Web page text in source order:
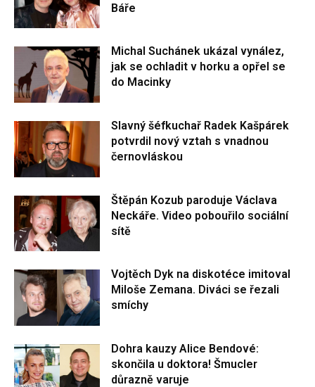
Báře
Michal Suchánek ukázal vynález,
jak se ochladit v horku a opřel se
do Macinky
Slavný šéfkuchař Radek Kašpárek
potvrdil nový vztah s vnadnou
černovláskou
Štěpán Kozub paroduje Václava
Neckáře. Video pobouřilo sociální
sítě
Vojtěch Dyk na diskotéce imitoval
Miloše Zemana. Diváci se řezali
smíchy
Dohra kauzy Alice Bendové:
skončila u doktora! Šmucler
důrazně varuje